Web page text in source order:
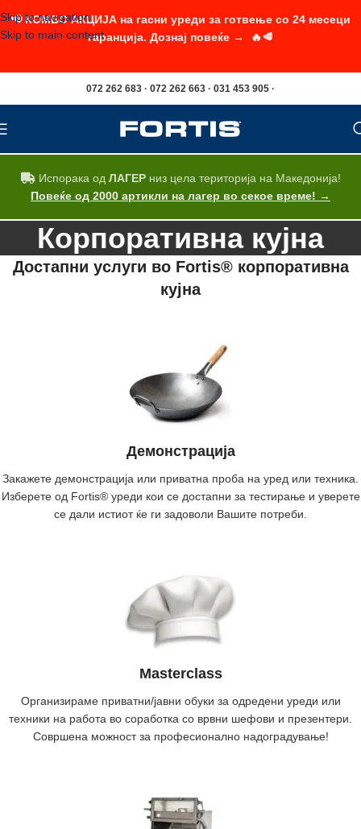
Skip to navigation
Skip to main content
072 262 683 · 072 262 663 · 031 453 905 ·
Испорака од ЛАГЕРниз цела територија на Македонија!
Повеќе од 2000 артикли на лагер во секое време! →
Корпоративна кујна
Достапни услуги во Fortis® корпоративна
кујна
Демонстрација
Закажете демонстрација или приватна проба на уред или техника.
Изберете од Fortis® уреди кои се достапни за тестирање и уверете
се дали истиот ќе ги задоволи Вашите потреби.
Masterclass
Организираме приватни/јавни обуки за одредени уреди или
техники на работа во соработка со врвни шефови и презентери.
Совршена можност за професионално надоградување!
📢 КОМБО АКЦИЈА на гасни уреди за готвење со 24 месеци
гаранција. Дознај повеќе → 🔥🥩